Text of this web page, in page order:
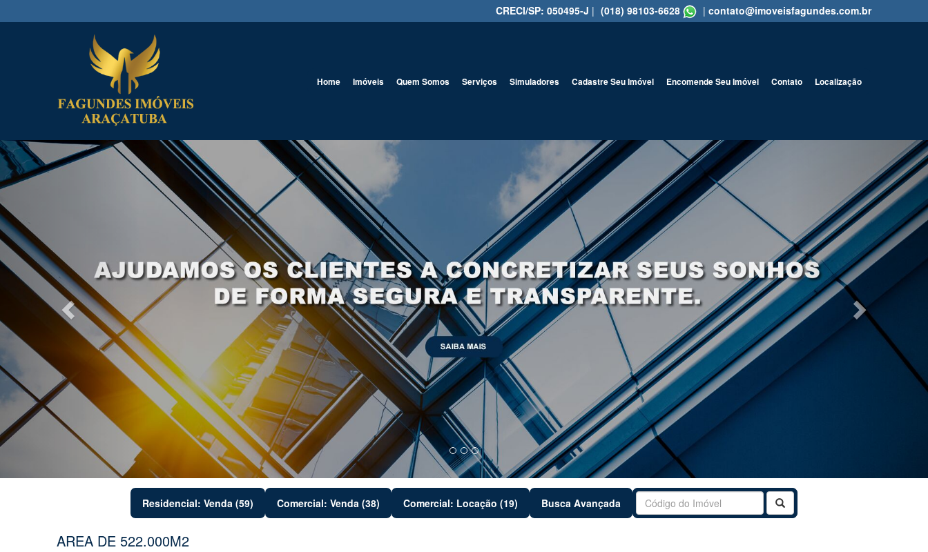
CRECI/SP: 050495-J | (018) 98103-6628 | contato@imoveisfagundes.com.br
Home Imóveis Quem Somos Serviços Simuladores Cadastre Seu Imóvel Encomende Seu Imóvel Contato Localização
Previous
Residencial: Venda (59) Comercial: Venda (38) Comercial: Locação (19) Busca Avançada Buscar
AREA DE 522.000M2